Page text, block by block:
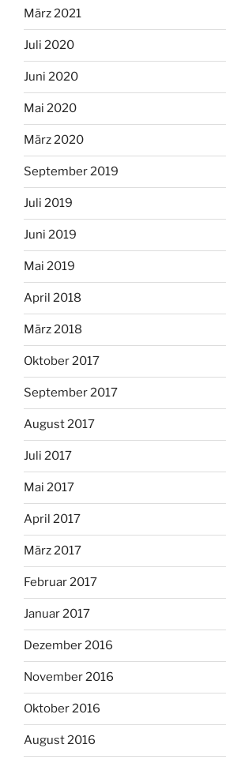
März 2021
Juli 2020
Juni 2020
Mai 2020
März 2020
September 2019
Juli 2019
Juni 2019
Mai 2019
April 2018
März 2018
Oktober 2017
September 2017
August 2017
Juli 2017
Mai 2017
April 2017
März 2017
Februar 2017
Januar 2017
Dezember 2016
November 2016
Oktober 2016
August 2016